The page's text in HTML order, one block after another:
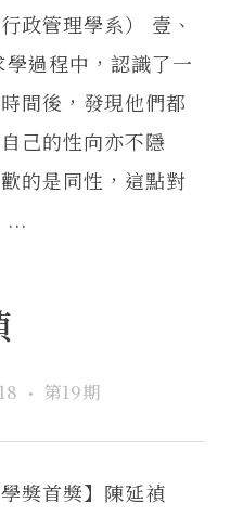
政管理學系） 壹、
過程中，認識了一
間後，發現他們都
己的性向亦不隱
的是同性，這點對
...
第19期
獎首獎】陳延禎